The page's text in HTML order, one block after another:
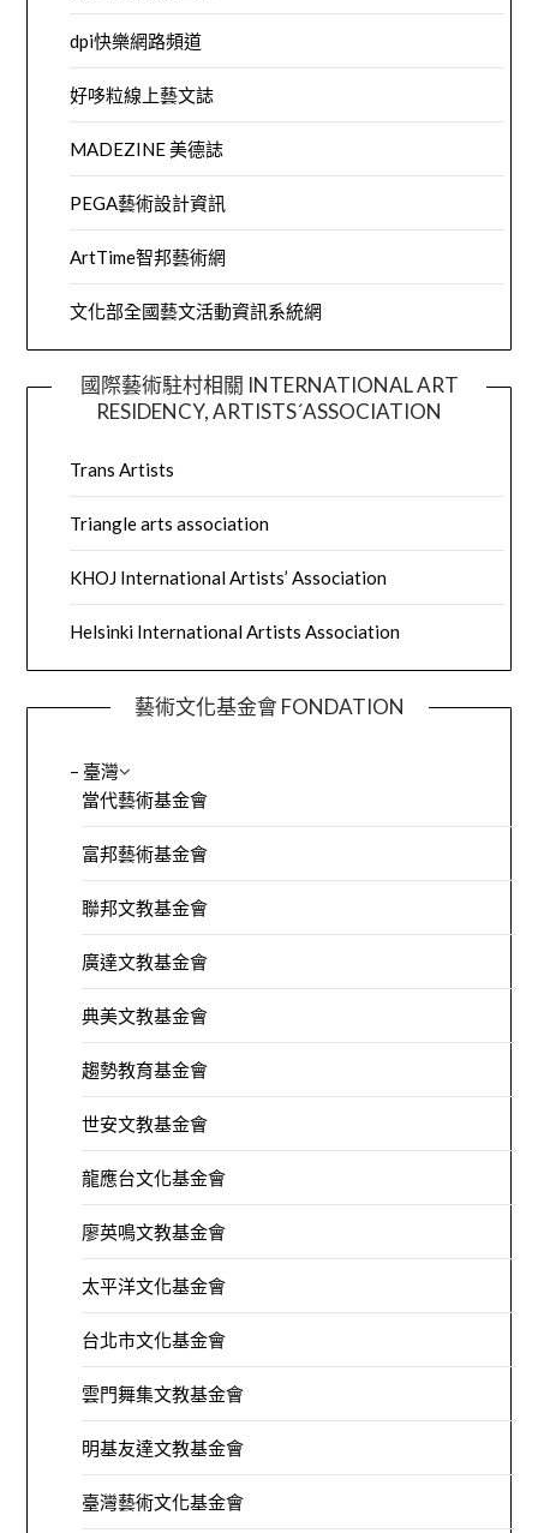
dpi快樂網路頻道
好哆粒線上藝文誌
MADEZINE 美德誌
PEGA藝術設計資訊
ArtTime智邦藝術網
文化部全國藝文活動資訊系統網
國際藝術駐村相關 INTERNATIONAL ART
RESIDENCY, ARTISTS´ASSOCIATION
Trans Artists
Triangle arts association
KHOJ International Artists’ Association
Helsinki International Artists Association
藝術文化基金會 FONDATION
– 臺灣
當代藝術基金會
富邦藝術基金會
聯邦文教基金會
廣達文教基金會
典美文教基金會
趨勢教育基金會
世安文教基金會
龍應台文化基金會
廖英鳴文教基金會
太平洋文化基金會
台北市文化基金會
雲門舞集文教基金會
明基友達文教基金會
臺灣藝術文化基金會